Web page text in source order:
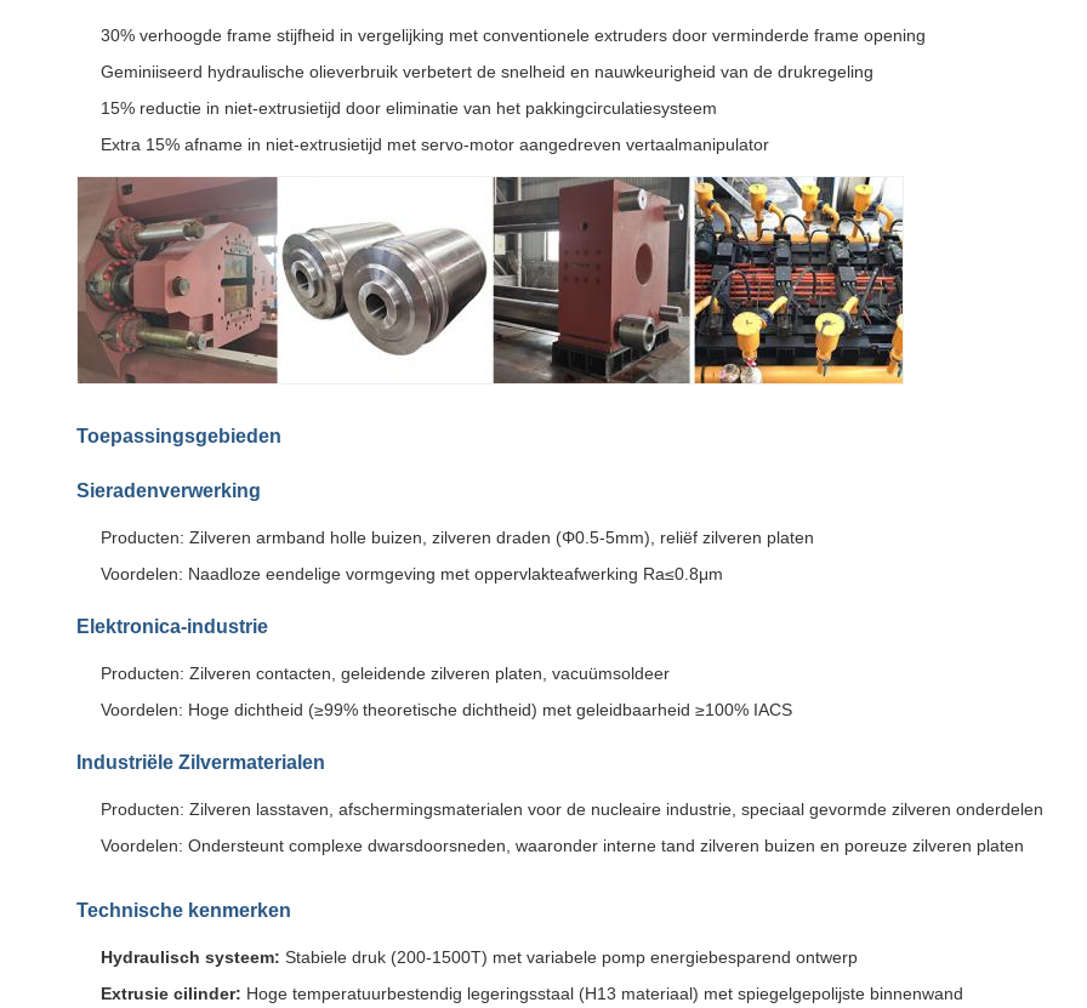
30% verhoogde frame stijfheid in vergelijking met conventionele extruders door verminderde frame opening
Geminiiseerd hydraulische olieverbruik verbetert de snelheid en nauwkeurigheid van de drukregeling
15% reductie in niet-extrusietijd door eliminatie van het pakkingcirculatiesysteem
Extra 15% afname in niet-extrusietijd met servo-motor aangedreven vertaalmanipulator
Toepassingsgebieden
Sieradenverwerking
Producten: Zilveren armband holle buizen, zilveren draden (Φ0.5-5mm), reliëf zilveren platen
Voordelen: Naadloze eendelige vormgeving met oppervlakteafwerking Ra≤0.8μm
Elektronica-industrie
Producten: Zilveren contacten, geleidende zilveren platen, vacuümsoldeer
Voordelen: Hoge dichtheid (≥99% theoretische dichtheid) met geleidbaarheid ≥100% IACS
Industriële Zilvermaterialen
Producten: Zilveren lasstaven, afschermingsmaterialen voor de nucleaire industrie, speciaal gevormde zilveren onderdelen
Voordelen: Ondersteunt complexe dwarsdoorsneden, waaronder interne tand zilveren buizen en poreuze zilveren platen
Technische kenmerken
Hydraulisch systeem: Stabiele druk (200-1500T) met variabele pomp energiebesparend ontwerp
Extrusie cilinder: Hoge temperatuurbestendig legeringsstaal (H13 materiaal) met spiegelgepolijste binnenwand